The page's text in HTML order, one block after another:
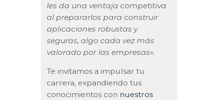
les da una ventaja competitiva
al prepararlos para construir
aplicaciones robustas y
seguras, algo cada vez más
valorado por las empresas«.
Te invitamos a impulsar tu
carrera, expandiendo tus
conocimientos con nuestros